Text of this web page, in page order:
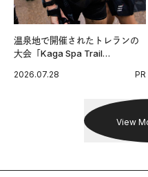
温泉地で開催されたトレランの
大会「Kaga Spa Trail
戦を夢見るランナーたちの奮闘
2026.07.28 PR
View